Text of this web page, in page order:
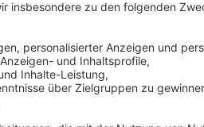
bisschen Frieden») liegt im